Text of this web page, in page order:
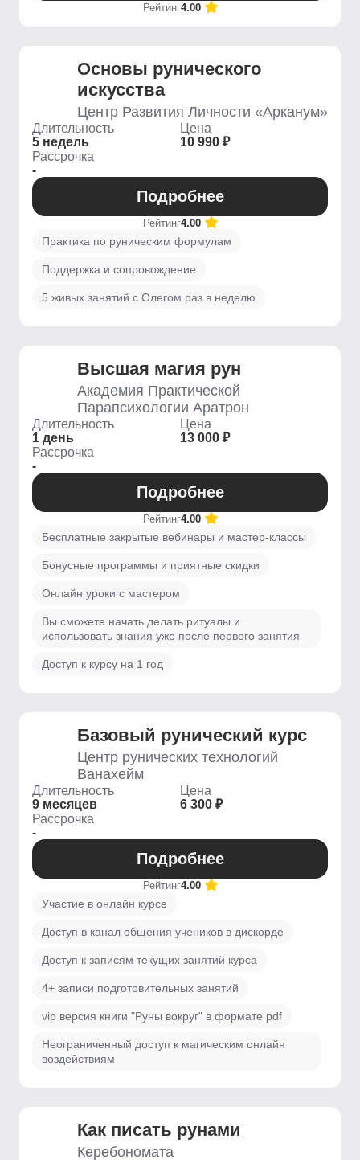
Рейтинг4.00
Основы рунического
искусства
Центр Развития Личности «Арканум»
Длительность
5 недель
Цена
10 990 ₽
Рассрочка
-
Подробнее
Рейтинг4.00
Практика по руническим формулам
Поддержка и сопровождение
5 живых занятий с Олегом раз в неделю
Высшая магия рун
Академия Практической
Парапсихологии Аратрон
Длительность
1 день
Цена
13 000 ₽
Рассрочка
-
Подробнее
Рейтинг4.00
Бесплатные закрытые вебинары и мастер-классы
Бонусные программы и приятные скидки
Онлайн уроки с мастером
Вы сможете начать делать ритуалы и
использовать знания уже после первого занятия
Доступ к курсу на 1 год
Базовый рунический курс
Центр рунических технологий
Ванахейм
Длительность
9 месяцев
Цена
6 300 ₽
Рассрочка
-
Подробнее
Рейтинг4.00
Участие в онлайн курсе
Доступ в канал общения учеников в дискорде
Доступ к записям текущих занятий курса
4+ записи подготовительных занятий
vip версия книги "Руны вокруг" в формате pdf
Неограниченный доступ к магическим онлайн
воздействиям
Как писать рунами
Керебономата